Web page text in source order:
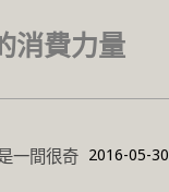
消費力量
2016-05-30
一間很奇